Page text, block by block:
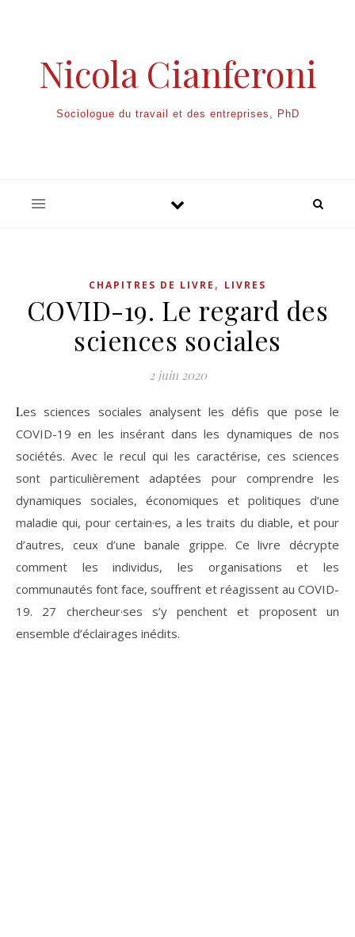
Nicola Cianferoni
Sociologue du travail et des entreprises, PhD
CHAPITRES DE LIVRE , LIVRES
COVID-19. Le regard des
sciences sociales
2 juin 2020
Les sciences sociales analysent les défis que pose le
COVID-19 en les insérant dans les dynamiques de nos
sociétés. Avec le recul qui les caractérise, ces sciences
sont particulièrement adaptées pour comprendre les
dynamiques sociales, économiques et politiques d’une
maladie qui, pour certain·es, a les traits du diable, et pour
d’autres, ceux d’une banale grippe. Ce livre décrypte
comment les individus, les organisations et les
communautés font face, souffrent et réagissent au COVID-
19. 27 chercheur·ses s’y penchent et proposent un
ensemble d’éclairages inédits.